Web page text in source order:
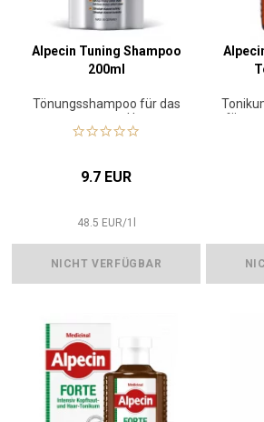
Alpecin Tuning Shampoo
200ml
Tönungsshampoo für das
erste graue Haar
9.7 EUR
48.5 EUR/1
NICHT VERFÜGBAR
für